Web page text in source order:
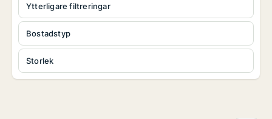
Bostadstyp
Storlek
Ytterligare filtreringar